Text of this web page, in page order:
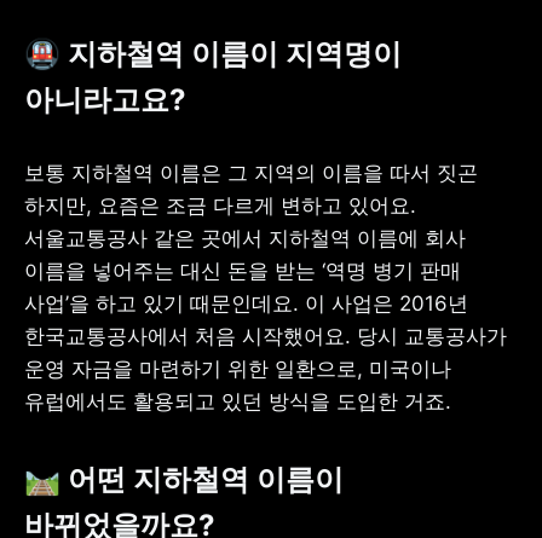
🚇 지하철역 이름이 지역명이
아니라고요?
보통 지하철역 이름은 그 지역의 이름을 따서 짓곤
하지만, 요즘은 조금 다르게 변하고 있어요.
서울교통공사 같은 곳에서 지하철역 이름에 회사
이름을 넣어주는 대신 돈을 받는 ‘역명 병기 판매
사업’을 하고 있기 때문인데요. 이 사업은 2016년
한국교통공사에서 처음 시작했어요. 당시 교통공사가
운영 자금을 마련하기 위한 일환으로, 미국이나
유럽에서도 활용되고 있던 방식을 도입한 거죠.
🛤️ 어떤 지하철역 이름이
바뀌었을까요?